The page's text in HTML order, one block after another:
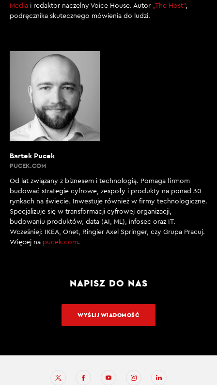
Media i redaktor naczelny Voice House. Autor „The Host”,
podręcznika skutecznego mówienia do ludzi.
Bartek Pucek
PUCEK.COM
Od lat związany z biznesem i technologią. Pomaga firmom
budować strategie cyfrowe, zespoły i produkty na ponad 30
rynkach na świecie. Inwestuje również w firmy technologiczne.
Specjalizuje się w transformacji cyfrowej organizacji,
budowaniu produktów, data (AI, ML), infosec oraz IT.
Wcześniej: IKEA, Onet, Ringier Axel Springer, czy Grupa Pracuj.
Więcej na pucek.com.
NAPISZ DO NAS
WYŚLIJ WIADOMOŚĆ